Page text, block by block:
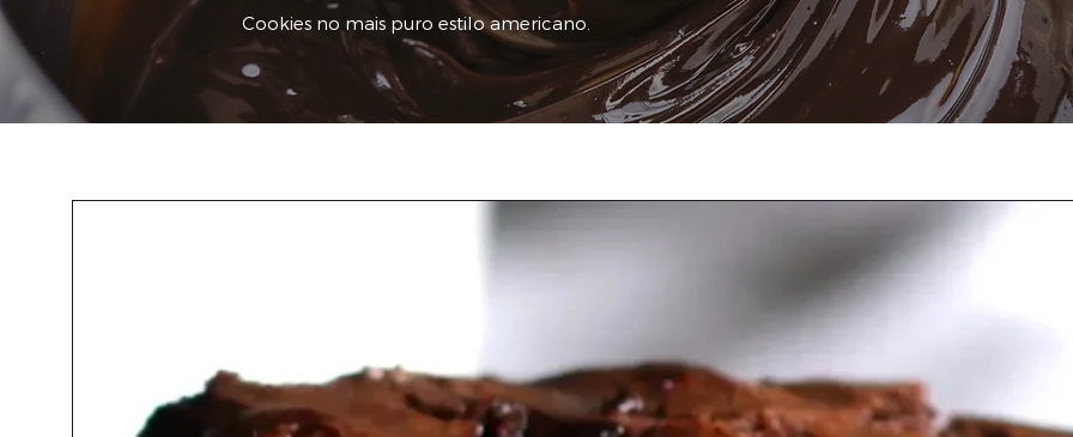
Cookies no mais puro estilo americano.